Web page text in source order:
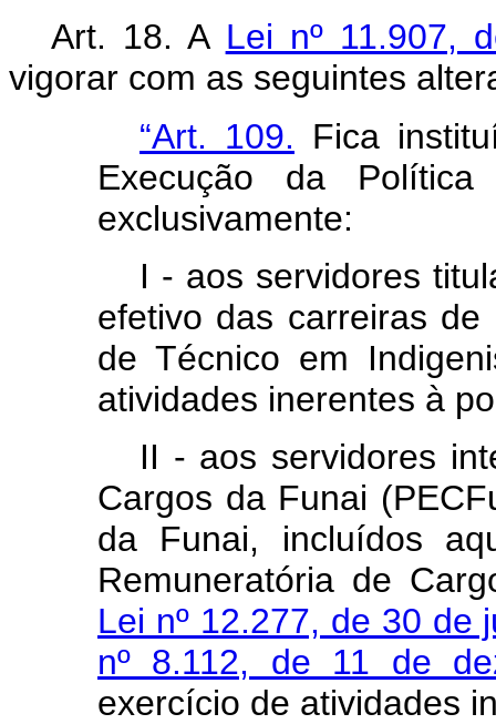
Art. 18. A Lei nº 11.907,
vigorar com as seguintes
“Art. 109. Fica
Execução da Política
exclusivamente:
I - aos servidores
efetivo das carreiras
de Técnico em
atividades inerentes à
II - aos servidores
Cargos da Funai
da Funai, incluídos
Remuneratória de
Lei nº 12.277, de 30 de
nº 8.112, de 11 de
exercício de atividades